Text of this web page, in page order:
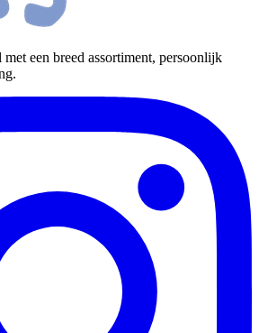
een breed assortiment, persoonlijk